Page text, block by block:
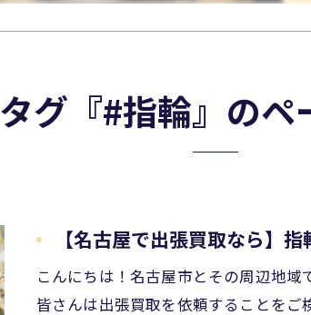
タグ『#指輪』のペ
【名古屋で出張買取なら】
こんにちは！名古屋市とその周辺地
皆さんは出張買取を依頼することを